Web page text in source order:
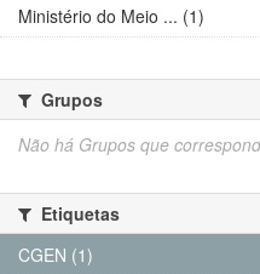
Ministério do Meio ... (1)
Grupos
Não há Grupos que
Etiquetas
CGEN (1)